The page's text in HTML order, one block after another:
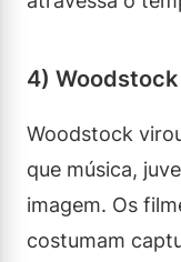
4) Woodstock
Woodstock
que música,
imagem. Os
costumam